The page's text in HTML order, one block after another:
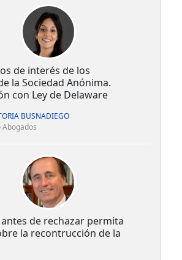
de interés de los
la Sociedad Anónima.
con Ley de Delaware
BUSNADIEGO
antes de rechazar permita
la recontrucción de la